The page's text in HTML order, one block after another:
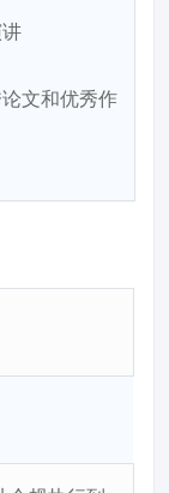
文和优秀作